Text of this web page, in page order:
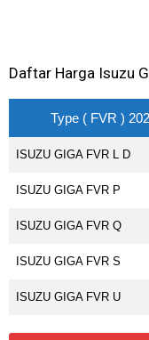
Daftar Harga Isuzu
Type ( FVR )
ISUZU GIGA FVR L D
ISUZU GIGA FVR P
ISUZU GIGA FVR Q
ISUZU GIGA FVR S
ISUZU GIGA FVR U